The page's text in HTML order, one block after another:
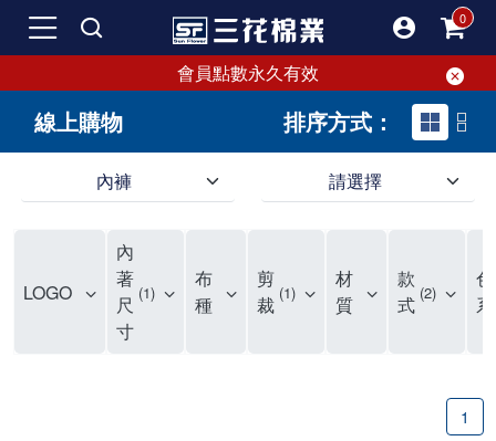
會員點數永久有效
線上購物 排序方式：
內褲 請選擇
LOGO
內
著
尺
寸
1
布
種
剪
裁 1
材
質
款
式 2
色
系
1